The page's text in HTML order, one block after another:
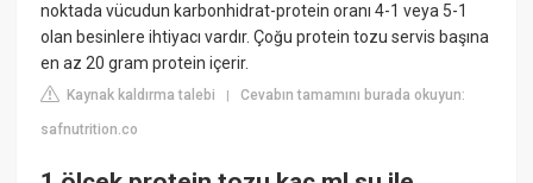
noktada vücudun karbonhidrat-protein oranı 4-1 veya 5-1
olan besinlere ihtiyacı vardır. Çoğu protein tozu servis başına
en az 20 gram protein içerir.
Kaynak kaldırma talebi |Cevabın tamamını burada okuyun:
safnutrition.co